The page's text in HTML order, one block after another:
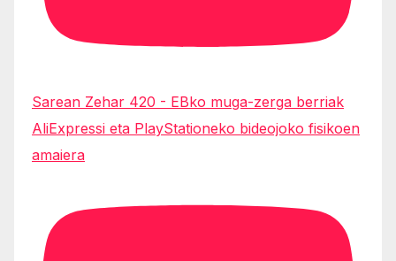
Sarean Zehar 420 - EBko muga-zerga berriak
AliExpressi eta PlayStationeko bideojoko fisikoen
amaiera